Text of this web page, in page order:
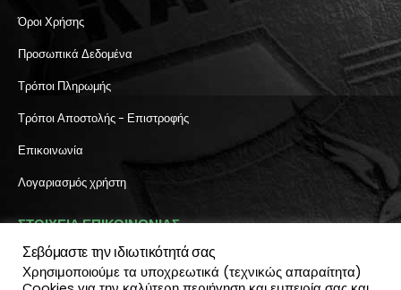
Όροι Χρήσης
Προσωπικά Δεδομένα
Τρόποι Πληρωμής
Τρόποι Αποστολής - Επιστροφής
Επικοινωνία
Λογαριασμός χρήστη
ΣΤΟΙΧΕΙΑ ΕΠΙΚΟΙΝΩΝΙΑΣ
Διεύθυνση:
Πύλη Ιησού 6, Ηράκλειο Κρήτης
Σεβόμαστε την ιδιωτικότητά σας
Χρησιμοποιούμε τα υποχρεωτικά (τεχνικώς απαραίτητα)